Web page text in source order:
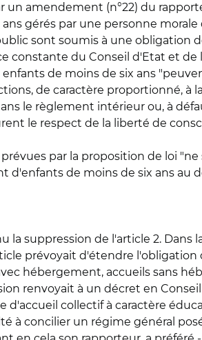
amendement (n°22) du
gérés par une personne
sont soumis à une obligation
du Conseil d'Etat et de
de moins de six ans
de caractère proportionné, à
le règlement intérieur ou, à
le respect de la liberté de
par la proposition de loi "ne
de moins de six ans au
suppression de l'article 2. Dans
prévoyait d'étendre
hébergement, accueils sans
renvoyait à un décret en
collectif à caractère
à concilier un régime général